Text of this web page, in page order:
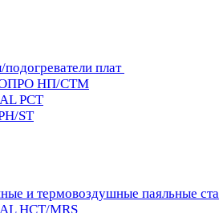
плат
НП/СТМ
PCT
ST
и термовоздушные паяльные
HCT/MRS